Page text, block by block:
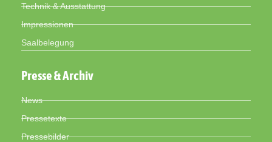
Technik & Ausstattung
Impressionen
Saalbelegung
Presse & Archiv
News
Pressetexte
Pressebilder